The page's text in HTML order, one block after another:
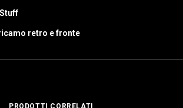
retro e fronte
PRODOTTI CORRELATI